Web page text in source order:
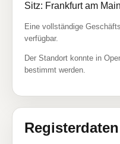
Sitz: Frankfurt am
Eine vollständige
verfügbar.
Der Standort konnte in
bestimmt werden.
Registerdaten